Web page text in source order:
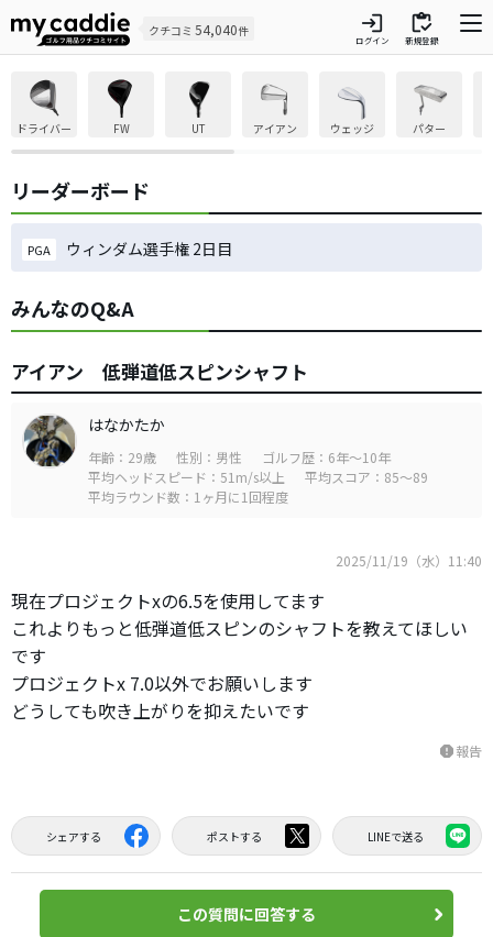
クチコミ 54,040件 login
ログイン
inventory
新規登録
ドライバー FW UT アイアン ウェッジ パター
リーダーボード
PGA ウィンダム選手権 2日目
みんなのQ&A
アイアン 低弾道低スピンシャフト
はなかたか
年齢：29歳 性別：男性
ゴルフ歴：6年～10年
平均ヘッドスピード：51m/s以上
平均スコア：85～89
平均ラウンド数：1ヶ月に1回程度
2025/11/19（水）11:40
現在プロジェクトxの6.5を使用してます
これよりもっと低弾道低スピンのシャフトを教えてほしい
です
プロジェクトx 7.0以外でお願いします
どうしても吹き上がりを抑えたいです
report報告
シェアする ポストする LINEで送る
この質問に回答する